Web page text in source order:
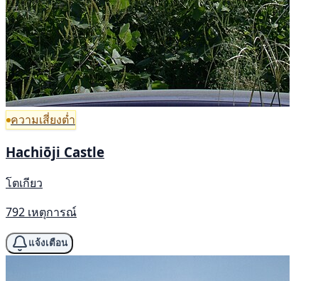
ความเสี่ยงต่ำ
Hachiōji Castle
โตเกียว
792 เหตุการณ์
แจ้งเตือน